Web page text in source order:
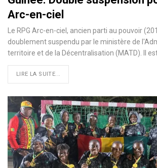
Arc-en-ciel
Le RPG Arc-en-ciel, ancien parti au pouvoir
doublement suspendu par le ministère de
territoire et de la Décentralisation (MATD). Il
LIRE LA SUITE...